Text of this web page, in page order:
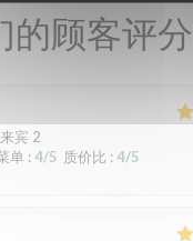
的顾客评分
宾 2
单 : 4/5 质价比 :4/5